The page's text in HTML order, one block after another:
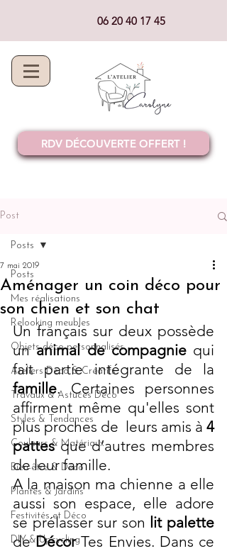
RDV DÉCOUVERTE OFFERT !
06 20 40 17 45
Post
Posts
Mes réalisations
Relooking meubles
Objets déco personnalisés
Ateliers Déco & Créatifs
Travaux & Astuces Déco
Styles & Tendances
Couleurs & Matériaux
Bien-être & Déco
Plantes & Jardins
Festivités et Déco
DIY & Upcycling
Posts
Aménager un coin déco pour
son chien et son chat
7 mai 2019
Un français sur deux possède
un animal de compagnie qui
famille. Certaines personnes
affirment même qu'elles sont
plus proches de  leurs amis à 4
pattes que d’autres membres
de leur famille.
A la maison ma chienne a elle
aussi son espace, elle adore
se prélasser sur son lit palette
de Décor Tes Envies. Dans ce